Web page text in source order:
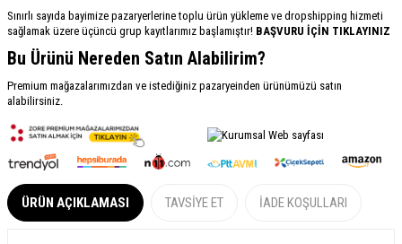
Sınırlı sayıda bayimize pazaryerlerine toplu ürün yükleme ve dropshipping hizmeti
sağlamak üzere üçüncü grup kayıtlarımız başlamıştır! BAŞVURU İÇİN TIKLAYINIZ
Bu Ürünü Nereden Satın Alabilirim?
Premium mağazalarımızdan ve istediğiniz pazaryeinden ürünümüzü satın
alabilirsiniz.
ÜRÜN AÇIKLAMASI TAVSIYE ET İADE KOŞULLARI